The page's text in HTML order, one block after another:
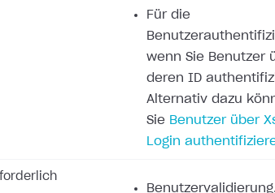
Für die
wenn Sie Benutzer
deren ID
Alternativ dazu
Sie Benutzer über
Login